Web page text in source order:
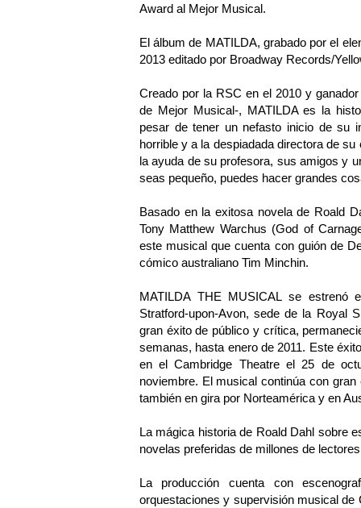
Award al Mejor Musical.
El álbum de MATILDA, grabado por el
2013 editado por Broadway Records/
Creado por la RSC en el 2010 y
de Mejor Musical-, MATILDA es la
pesar de tener un nefasto inicio de su
horrible y a la despiadada directora de
la ayuda de su profesora, sus amigos y
seas pequeño, puedes hacer grandes
Basado en la exitosa novela de Roald
Tony Matthew Warchus (God of
este musical que cuenta con guión de
cómico australiano Tim Minchin.
MATILDA THE MUSICAL se estrenó
Stratford-upon-Avon, sede de la Royal
gran éxito de público y crítica,
semanas, hasta enero de 2011. Este
en el Cambridge Theatre el 25 de
noviembre. El musical continúa con
también en gira por Norteamérica y en
La mágica historia de Roald Dahl sobre
novelas preferidas de millones de
La producción cuenta con
orquestaciones y supervisión musical de